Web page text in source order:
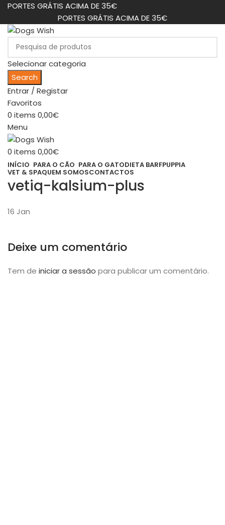
PORTES GRÁTIS ACIMA DE 35€
PORTES GRÁTIS ACIMA DE 35€
Selecionar categoria
Search
Entrar / Registar
Favoritos
0 items 0,00€
Menu
0 items 0,00€
INÍCIO PARA O CÃO PARA O GATODIETA BARFPUPPIA
VET & SPAQUEM SOMOSCONTACTOS
vetiq-kalsium-plus
16 Jan
Deixe um comentário
Tem de iniciar a sessão para publicar um comentário.